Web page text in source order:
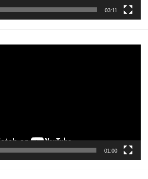
03:11
01:00